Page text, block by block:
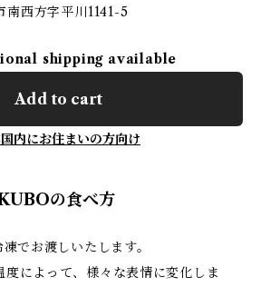
南西方字平川1141-5
shipping available
Add to cart
内にお住まいの方向け
の食べ方
でお渡しいたします。
度によって、様々な表情に変化しま